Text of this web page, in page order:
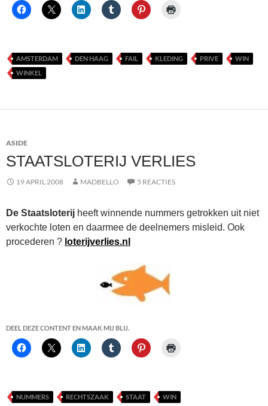
AMSTERDAM DEN HAAG FAIL KLEDING PRIVE
WIN
WINKEL
ASIDE
STAATSLOTERIJ VERLIES
19 APRIL 2008 MADBELLO 5 REACTIES
De Staatsloterij heeft winnende nummers getrokken uit niet
verkochte loten en daarmee de deelnemers misleid. Ook
procederen ? loterijverlies.nl
DEEL DEZE CONTENT EN MAAK MIJ BLIJ.
NUMMERS RECHTSZAAK STAAT WIN